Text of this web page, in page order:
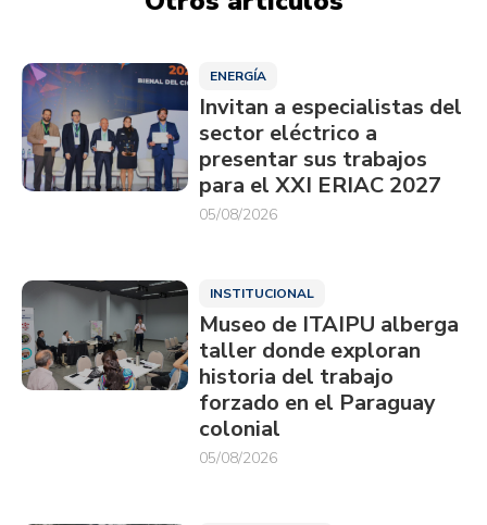
ENERGÍA
Invitan a especialistas del
sector eléctrico a
presentar sus trabajos
para el XXI ERIAC 2027
05/08/2026
INSTITUCIONAL
Museo de ITAIPU alberga
taller donde exploran
historia del trabajo
forzado en el Paraguay
colonial
05/08/2026